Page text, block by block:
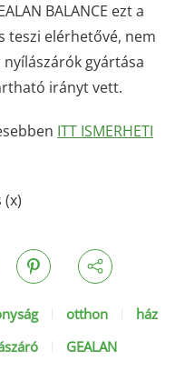
BALANCE ezt a
teszi elérhetővé, nem
gyártása
irányt vett.
ITT ISMERHETI
otthon
ház
GEALAN